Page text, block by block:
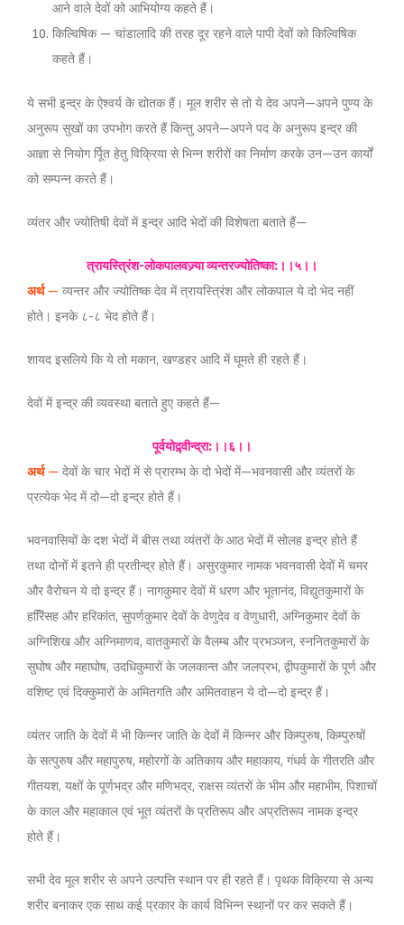
आने वाले देवों को आभियोग्य कहते हैं।
किल्विषिक — चांडालादि की तरह दूर रहने वाले पापी देवों को किल्विषिक
कहते हैं।
ये सभी इन्द्र के ऐश्वर्य के द्योतक हैं। मूल शरीर से तो ये देव अपने—अपने पुण्य के
अनुरूप सुखों का उपभोग करते हैं किन्तु अपने—अपने पद के अनुरूप इन्द्र की
आज्ञा से नियोग र्पूित हेतु विक्रिया से भिन्न शरीरों का निर्माण करके उन—उन कार्यों
को सम्पन्न करते हैं।
व्यंतर और ज्योतिषी देवों में इन्द्र आदि भेदों की विशेषता बताते हैं—
त्रायस्त्रिंश-लोकपालवज्र्या व्यन्तरज्योतिष्का:।।५।।
अर्थ— व्यन्तर और ज्योतिष्क देव में त्रायस्त्रिंश और लोकपाल ये दो भेद नहीं
होते। इनके ८-८ भेद होते हैं।
शायद इसलिये कि ये तो मकान, खण्डहर आदि में घूमते ही रहते हैं।
देवों में इन्द्र की व्यवस्था बताते हुए कहते हैं—
पूर्वयोद्र्वीन्द्रा:।।६।।
अर्थ— देवों के चार भेदों में से प्रारम्भ के दो भेदों में—भवनवासी और व्यंतरों के
प्रत्येक भेद में दो—दो इन्द्र होते हैं।
भवनवासियों के दश भेदों में बीस तथा व्यंतरों के आठ भेदों में सोलह इन्द्र होते हैं
तथा दोनों में इतने ही प्रतीन्द्र होते हैं। असुरकुमार नामक भवनवासी देवों में चमर
और वैरोचन ये दो इन्द्र हैं। नागकुमार देवों में धरण और भूतानंद, विद्युतकुमारों के
हरििंसह और हरिकांत, सुपर्णकुमार देवों के वेणुदेव व वेणुधारी, अग्निकुमार देवों के
अग्निशिख और अग्निमाणव, वातकुमारों के वैलम्ब और प्रभञ्जन, स्ननितकुमारों के
सुघोष और महाघोष, उदधिकुमारों के जलकान्त और जलप्रभ, द्वीपकुमारों के पूर्ण और
वशिष्ट एवं दिक्कुमारों के अमितगति और अमितवाहन ये दो—दो इन्द्र हैं।
व्यंतर जाति के देवों में भी किन्नर जाति के देवों में किन्नर और किम्पुरुष, किम्पुरुषों
के सत्पुरुष और महापुरुष, महोरगों के अतिकाय और महाकाय, गंधर्व के गीतरति और
गीतयश, यक्षों के पूर्णभद्र और मणिभद्र, राक्षस व्यंतरों के भीम और महाभीम, पिशाचों
के काल और महाकाल एवं भूत व्यंतरों के प्रतिरूप और अप्रतिरूप नामक इन्द्र
होते हैं।
सभी देव मूल शरीर से अपने उत्पत्ति स्थान पर ही रहते हैं। पृथक विक्रिया से अन्य
शरीर बनाकर एक साथ कई प्रकार के कार्य विभिन्न स्थानों पर कर सकते हैं।